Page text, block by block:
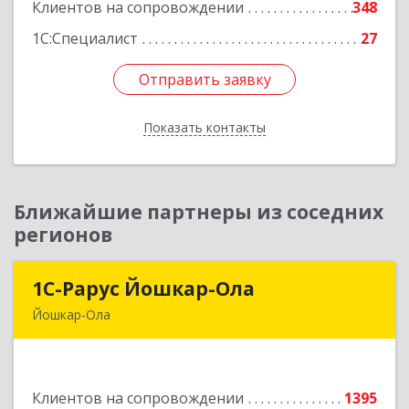
Клиентов на сопровождении
348
1С:Специалист
27
Отправить заявку
Показать контакты
Подробнее
Отправить заявку
Назад
Ближайшие партнеры из соседних
регионов
1С-Рарус Йошкар-Ола
Йошкар-Ола
Клиентов на сопровождении
1395
1С-Рарус Йошкар-Ола
Подробнее